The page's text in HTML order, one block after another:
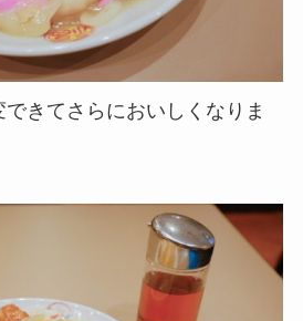
きてさらにおいしくなりま